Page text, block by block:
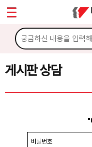
게시판 상담
"
비밀번호
마이페이지
소개
소식
노동상담
권리찾기수첩 검색